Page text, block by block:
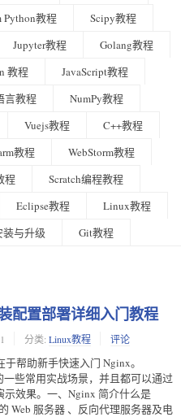
Python教程
Scipy教程
Jupyter教程
Golang教程
教程
JavaScript教程
言教程
NumPy教程
Vuejs教程
C++教程
教程
WebStorm教程
程
Scratch编程教程
Eclipse教程
Linux教程
装与升级 Git教程
配置部署详细入门教程
分类: Linux教程 评论
帮助新手快速入门 Nginx。
些常用实战场景，并且都可以通过
效果。一、Nginx 简介什么是
Web 服务器 、反向代理服务器及电